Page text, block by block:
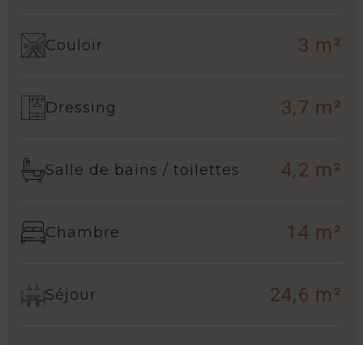
Couloir 3 m²
Dressing 3,7 m²
Salle de bains / toilettes 4,2 m²
Chambre 14 m²
Séjour 24,6 m²